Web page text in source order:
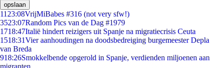
opslaan
11 23:08VrijMiBabes #316 (not very sfw!)
3523:07Random Pics van de Dag #1979
1718:47Italië hindert reizigers uit Spanje na migratiecrisis Ceuta
1518:31Vier aanhoudingen na doodsbedreiging burgemeester Depla
van Breda
918:26Smokkelbende opgerold in Spanje, verdienden miljoenen aan
migranten